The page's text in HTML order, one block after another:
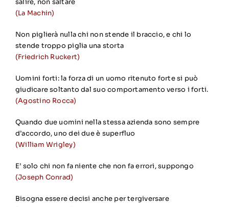
(La Machin)
Non piglierà nulla chi non stende il braccio, e chi lo
stende troppo piglia una storta
(Friedrich Ruckert)
Uomini forti: la forza di un uomo ritenuto forte si può
giudicare soltanto dal suo comportamento verso i forti.
(Agostino Rocca)
Quando due uomini nella stessa azienda sono sempre
d’accordo, uno dei due è superfluo
(William Wrigley)
E’ solo chi non fa niente che non fa errori, suppongo
(Joseph Conrad)
Bisogna essere decisi anche per tergiversare